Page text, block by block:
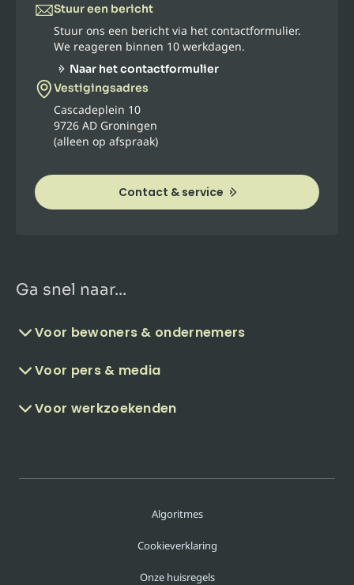
Stuur een bericht
Stuur ons een bericht via het contactformulier.
We reageren binnen 10 werkdagen.
Naar het contactformulier
Vestigingsadres
Cascadeplein 10
9726 AD Groningen
(alleen op afspraak)
Contact & service
Ga snel naar...
Voor bewoners & ondernemers
Voor pers & media
Voor werkzoekenden
Algoritmes
Cookieverklaring
Onze huisregels